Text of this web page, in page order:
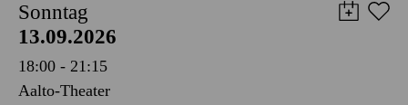
Sonntag
13.09.2026
18:00 - 21:15
Aalto-Theater